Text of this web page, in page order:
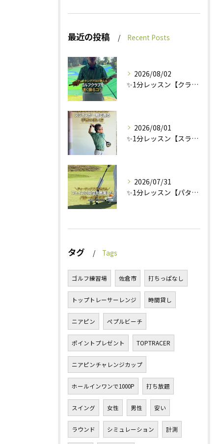
最近の投稿 Recent Posts
2026/08/02
✨1分レッスン【クラブを速く振るコツ編】🏌️
2026/08/01
✨1分レッスン【スライス改善編】🏌️
2026/07/31
✨1分レッスン【パターの打ち方編】🏌️
タグ Tags
ゴルフ練習場 佐倉市 打ちっぱなし
トップトレーサーレンジ 時間貸し
ニアピン ぺプルビーチ
ポイントプレゼント TOPTRACER
ニアピンチャレンジカップ
ホールインワンで1000P 打ち放題
スイング 女性 男性 安い
ラウンド シミュレーション 計測